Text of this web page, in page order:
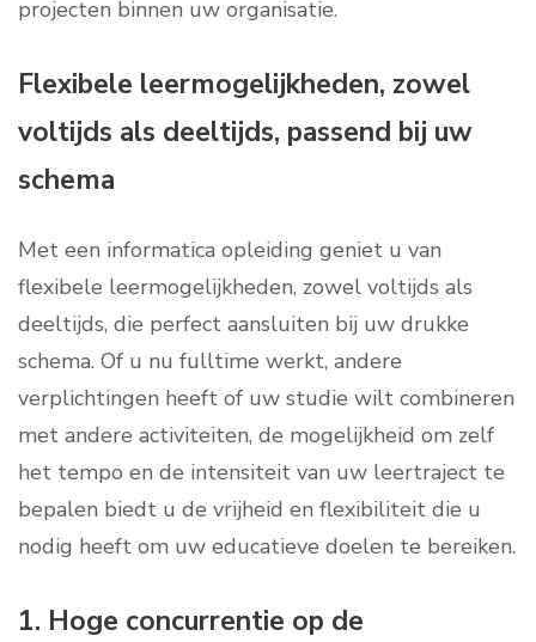
projecten binnen uw organisatie.
Flexibele leermogelijkheden, zowel
voltijds als deeltijds, passend bij uw
schema
Met een informatica opleiding geniet u van
flexibele leermogelijkheden, zowel voltijds als
deeltijds, die perfect aansluiten bij uw drukke
schema. Of u nu fulltime werkt, andere
verplichtingen heeft of uw studie wilt combineren
met andere activiteiten, de mogelijkheid om zelf
het tempo en de intensiteit van uw leertraject te
bepalen biedt u de vrijheid en flexibiliteit die u
nodig heeft om uw educatieve doelen te bereiken.
1. Hoge concurrentie op de